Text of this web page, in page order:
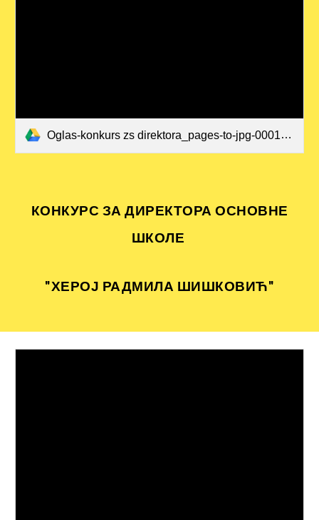
Oglas-konkurs zs direktora_pages-to-jpg-0001.pdf
КОНКУРС ЗА ДИРЕКТОРА ОСНОВНЕ
ШКОЛЕ
"ХЕРОЈ РАДМИЛА ШИШКОВИЋ"